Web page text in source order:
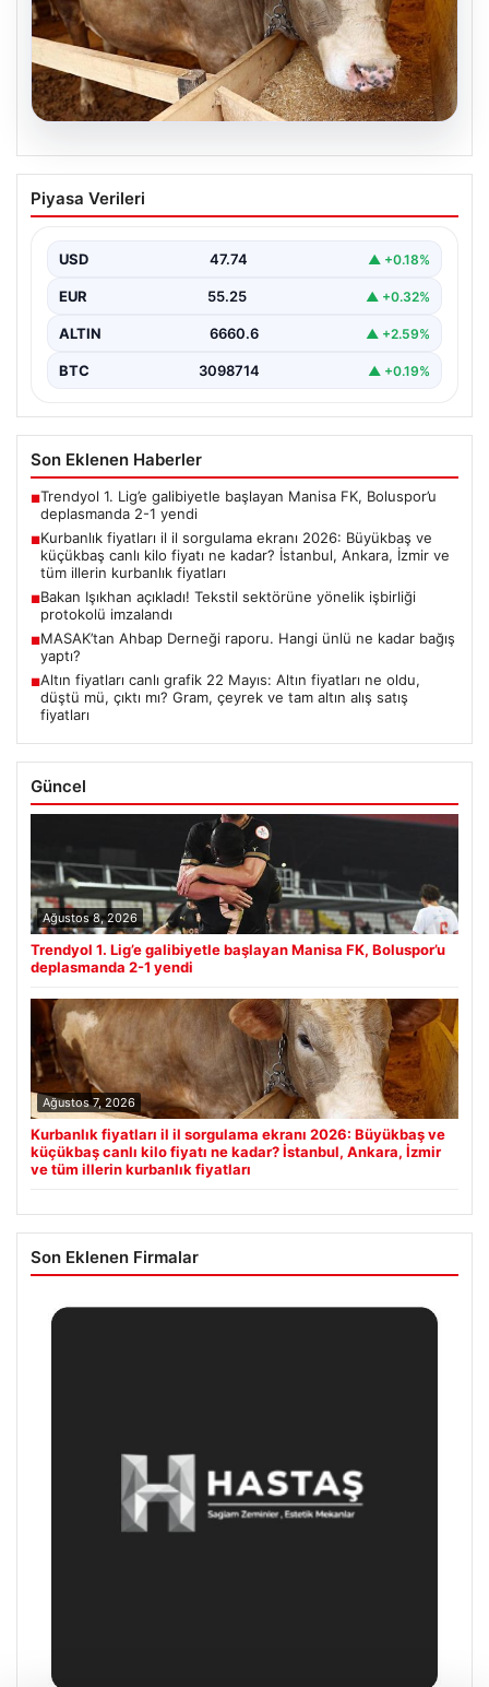
07.08.2026
Kurbanlık fiyatları il il sorgulama ekranı
2026: Büyükbaş ve küçükbaş canlı kilo
ve tüm illerin kurbanlık fiyatları
Piyasa Verileri
USD 47.74 ▲ +0.18%
EUR 55.25 ▲ +0.32%
ALTIN 6660.6 ▲ +2.59%
BTC 3098714 ▲ +0.19%
Son Eklenen Haberler
■Trendyol 1. Lig’e galibiyetle başlayan Manisa FK, Boluspor’u
deplasmanda 2-1 yendi
■Kurbanlık fiyatları il il sorgulama ekranı 2026: Büyükbaş ve
küçükbaş canlı kilo fiyatı ne kadar? İstanbul, Ankara, İzmir ve
tüm illerin kurbanlık fiyatları
■Bakan Işıkhan açıkladı! Tekstil sektörüne yönelik işbirliği
protokolü imzalandı
■MASAK’tan Ahbap Derneği raporu. Hangi ünlü ne kadar bağış
yaptı?
■Altın fiyatları canlı grafik 22 Mayıs: Altın fiyatları ne oldu,
düştü mü, çıktı mı? Gram, çeyrek ve tam altın alış satış
fiyatları
Güncel
Ağustos 8, 2026
Trendyol 1. Lig’e galibiyetle başlayan Manisa FK, Boluspor’u
deplasmanda 2-1 yendi
Ağustos 7, 2026
Kurbanlık fiyatları il il sorgulama ekranı 2026: Büyükbaş ve
küçükbaş canlı kilo fiyatı ne kadar? İstanbul, Ankara, İzmir
ve tüm illerin kurbanlık fiyatları
Son Eklenen Firmalar